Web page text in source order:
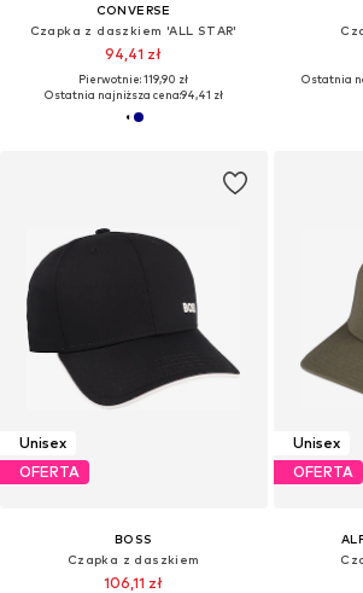
CONVERSE
Czapka z daszkiem 'ALL STAR'
94,41 zł
Pierwotnie: 119,90 zł
Ostatnia najniższa cena:94,41 zł
Ostatnia
Unisex
OFERTA
BOSS
Czapka z daszkiem
106,11 zł
Unisex
OFERTA